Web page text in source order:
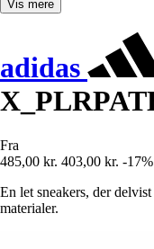
Vis mere
adidas
Fra
485,00 kr. 403,00 kr. -17%
En let sneakers, der
materialer.